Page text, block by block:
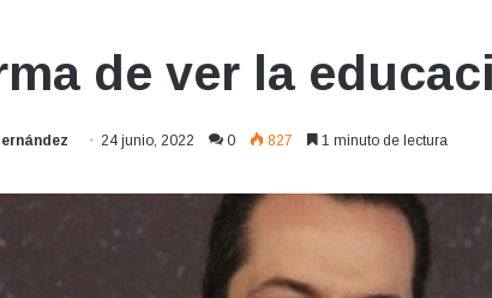
de ver la
24 junio, 2022 0 827 1 minuto de lectura